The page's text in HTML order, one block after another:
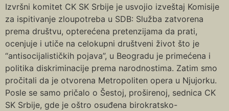
Izvršni komitet CK SK Srbije je usvojio izveštaj Komisije
za ispitivanje zloupotreba u SDB: Služba zatvorena
prema društvu, opterećena pretenzijama da prati,
ocenjuje i utiče na celokupni društveni život što je
“antisocijalističkih pojava”, u Beogradu je primećena i
politika diskriminacije prema narodnostima. Zatim smo
pročitali da je otvorena Metropoliten opera u Njujorku.
Posle se samo pričalo o Šestoj, proširenoj, sednica CK
SK Srbije, gde je oštro osuđena birokratsko-